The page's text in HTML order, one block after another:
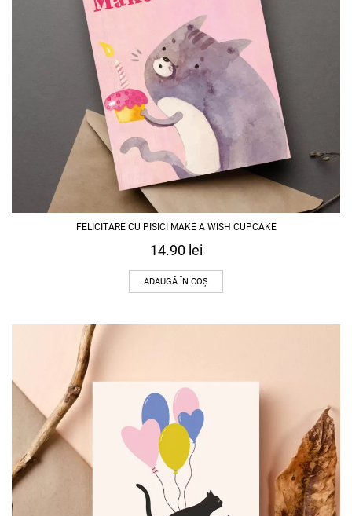
FELICITARE CU PISICI MAKE A WISH CUPCAKE
14.90 lei
ADAUGĂ ÎN COȘ